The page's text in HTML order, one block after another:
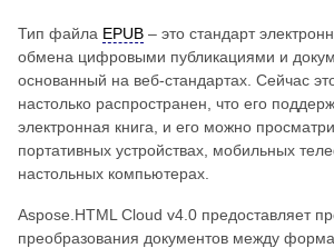
Тип файла EPUB – это стандарт
обмена цифровыми публикациями и
основанный на веб-стандартах. Сейчас
настолько распространен, что его
электронная книга, и его можно
портативных устройствах, мобильных
настольных компьютерах.
Aspose.HTML Cloud v4.0 предоставляет
преобразования документов между